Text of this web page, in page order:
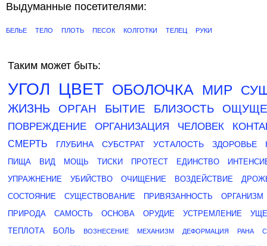
Выдуманные посетителями:
БЕЛЬЕ ТЕЛО ПЛОТЬ ПЕСОК КОЛГОТКИ ТЕЛЕЦ РУКИ
Таким может быть:
УГОЛ ЦВЕТ ОБОЛОЧКА МИР
ЖИЗНЬ ОРГАН БЫТИЕ БЛИЗОСТЬ
ПОВРЕЖДЕНИЕ ОРГАНИЗАЦИЯ ЧЕЛОВЕК
СМЕРТЬ ГЛУБИНА СУБСТРАТ УСТАЛОСТЬ ЗДОРОВЬЕ
ПИЩА ВИД МОЩЬ ТИСКИ ПРОТЕСТ ЕДИНСТВО
УПРАЖНЕНИЕ
УБИЙСТВО ОЧИЩЕНИЕ ВОЗДЕЙСТВИЕ
СОСТОЯНИЕ
СУЩЕСТВОВАНИЕ ПРИВЯЗАННОСТЬ
ОРГАНИЗМ
ПРИРОДА
САМОСТЬ ОСНОВА ОРУДИЕ УСТРЕМЛЕНИЕ
ТЕПЛОТА
БОЛЬ ВОЗНЕСЕНИЕ МЕХАНИЗМ ДЕФОРМАЦИЯ РАНА